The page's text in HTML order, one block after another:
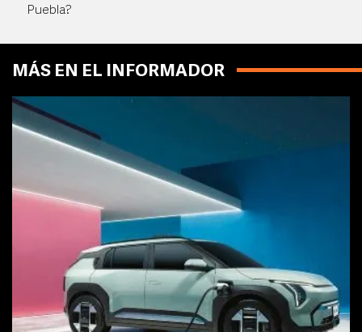
Puebla?
MÁS EN EL INFORMADOR